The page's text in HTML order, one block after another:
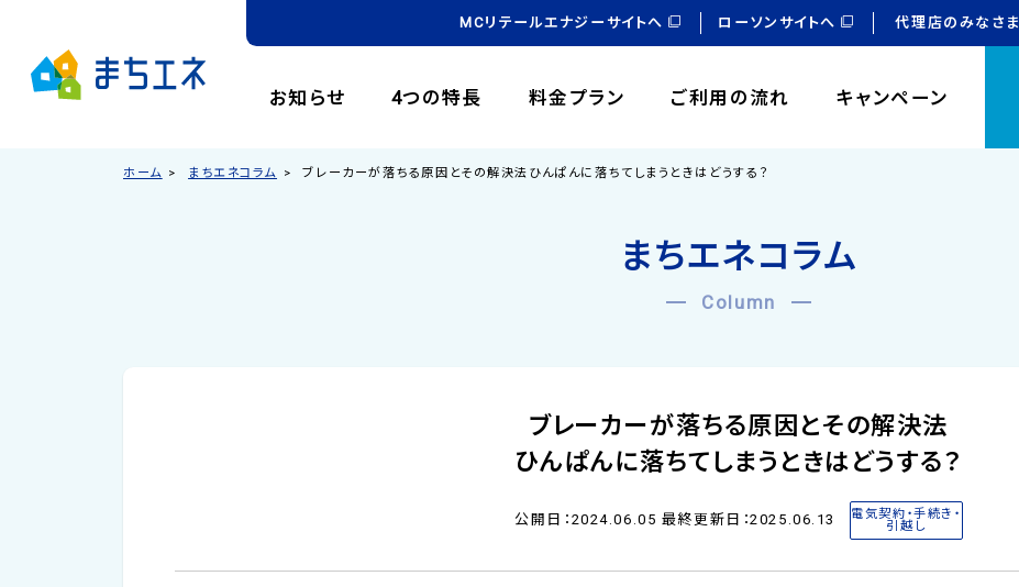
お知らせ 4つの特長 料金プラン ご利用の流れ キャンペーン
MCリテールエナジーサイトへ ローソンサイトへ 代理店のみなさま
ホーム まちエネコラム ブレーカーが落ちる原因とその解決法ひんぱんに落ちてしまうときはどうする？
まちエネコラム
Column
ブレーカーが落ちる原因とその解決法
ひんぱんに落ちてしまうときはどうする？
公開日：2024.06.05 最終更新日：2025.06.13
電気契約・手続き・
引越し